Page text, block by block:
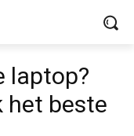
laptop?
het beste